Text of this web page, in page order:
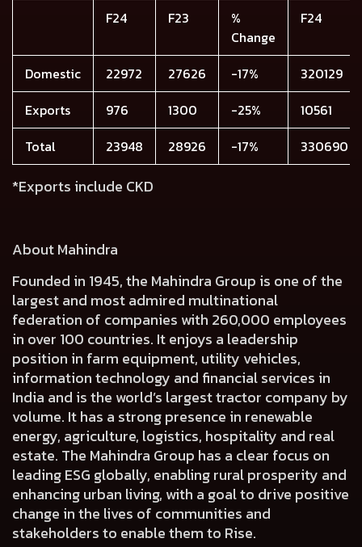
F24
F23
%
Change
F24
Domestic 22972 27626 -17%
320129
Exports
976 1300 -25%
10561
Total
23948 28926 -17% 330690
*Exports include CKD
About Mahindra
Founded in 1945, the Mahindra Group is one of the
largest and most admired multinational
federation of companies with 260,000 employees
in over 100 countries. It enjoys a leadership
position in farm equipment, utility vehicles,
information technology and financial services in
India and is the world’s largest tractor company by
volume. It has a strong presence in renewable
energy, agriculture, logistics, hospitality and real
estate. The Mahindra Group has a clear focus on
leading ESG globally, enabling rural prosperity and
enhancing urban living, with a goal to drive positive
change in the lives of communities and
stakeholders to enable them to Rise.